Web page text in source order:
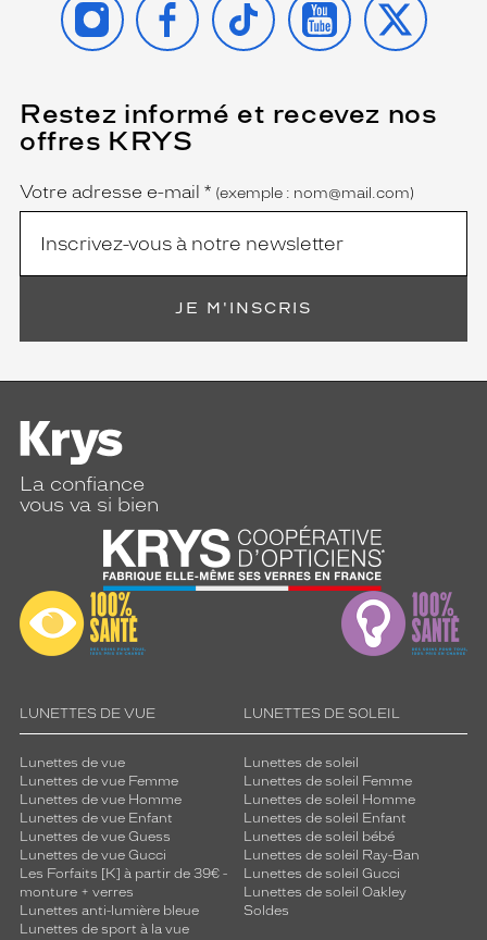
Restez informé et recevez nos
offres KRYS
Name
Votre adresse e-mail *
(Ce
champ
est
(exemple : nom@mail.com)
JE M'INSCRIS
La confiance
vous va si bien
LUNETTES DE VUE
Lunettes de vue
Lunettes de vue Femme
Lunettes de vue Homme
Lunettes de vue Enfant
Lunettes de vue Guess
Lunettes de vue Gucci
Les Forfaits [K] à partir de 39€ -
monture + verres
Lunettes anti-lumière bleue
Lunettes de sport à la vue
LUNETTES DE SOLEIL
Lunettes de soleil
Lunettes de soleil Femme
Lunettes de soleil Homme
Lunettes de soleil Enfant
Lunettes de soleil bébé
Lunettes de soleil Ray-Ban
Lunettes de soleil Gucci
Lunettes de soleil Oakley
Soldes